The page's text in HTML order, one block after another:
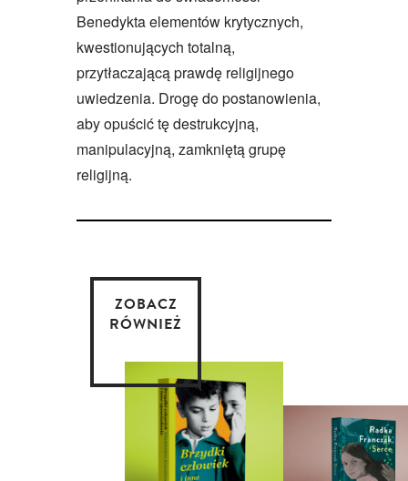
Benedykta elementów krytycznych,
kwestionujących totalną,
przytłaczającą prawdę religijnego
uwiedzenia. Drogę do postanowienia,
aby opuścić tę destrukcyjną,
manipulacyjną, zamkniętą grupę
religijną.
ZOBACZ
RÓWNIEŻ